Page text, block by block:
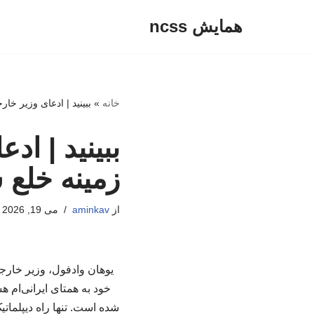
همایش ncss
خانه » ببینید | ادعای وزیر
ببینید |
زمینه
ازaminkav می 19, 2026
یوهان وادفول، وزیر
خود به همتای ایرانی‌ام
شده است. تنها راه